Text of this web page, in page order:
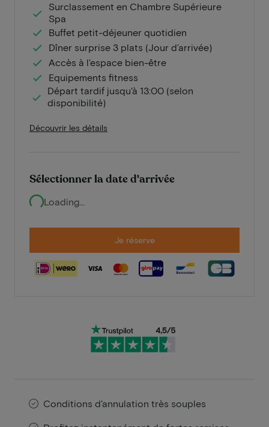
Surclassement en Chambre Supérieure
Spa
Buffet petit-déjeuner quotidien
Dîner surprise 3 plats (Jour d’arrivée)
Accès à l'espace bien-être
Equipements fitness
Départ tardif jusqu'à 13:00 (selon
disponibilité)
Découvrir les détails
Sélectionner la date d'arrivée
Loading...
Je réserve
Conditions d'annulation très souples